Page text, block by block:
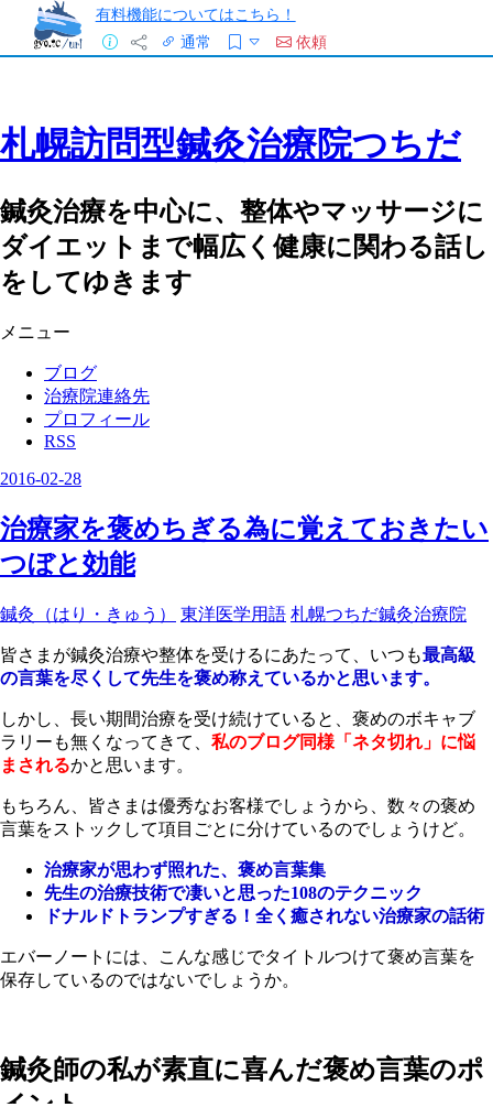
有料機能についてはこちら！
通常
依頼